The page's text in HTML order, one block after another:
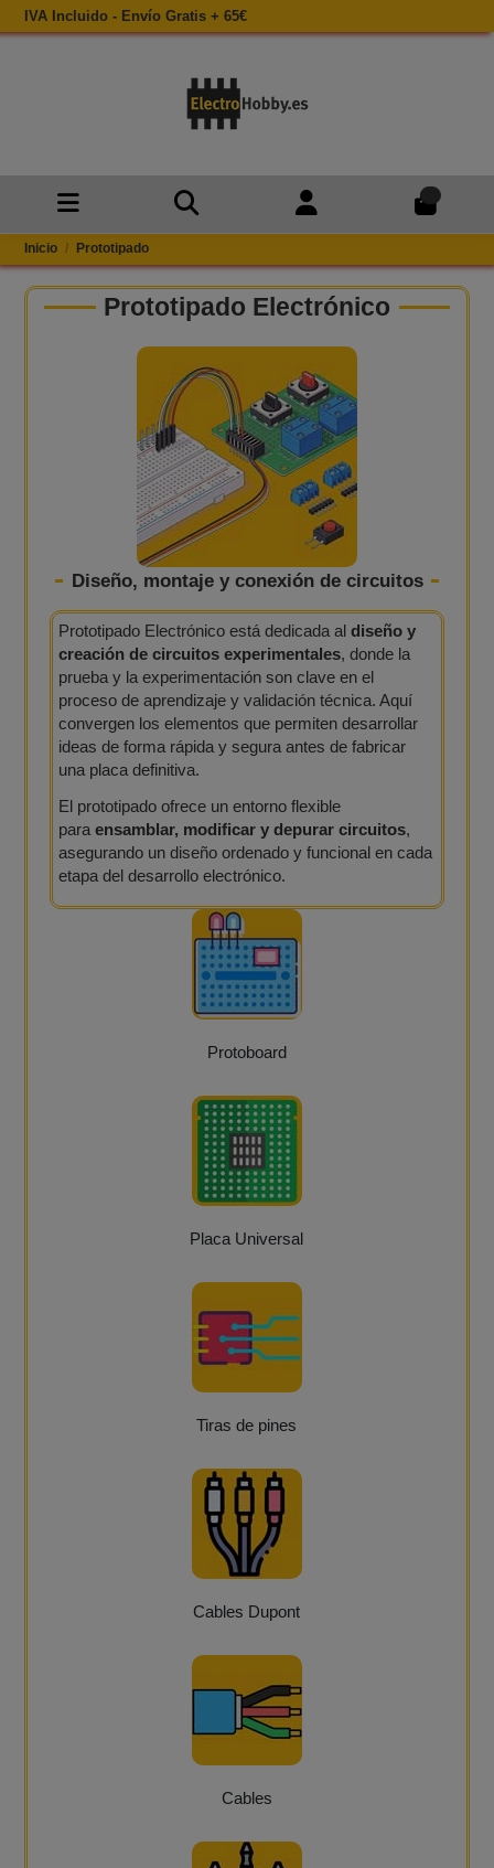
IVA Incluido - Envío Gratis + 65€
Inicio Prototipado
Prototipado Electrónico
Diseño, montaje y conexión de circuitos
Prototipado Electrónico está dedicada al diseño y
creación de circuitos experimentales, donde la
prueba y la experimentación son clave en el
proceso de aprendizaje y validación técnica. Aquí
convergen los elementos que permiten desarrollar
ideas de forma rápida y segura antes de fabricar
una placa definitiva.
El prototipado ofrece un entorno flexible
para ensamblar, modificar y depurar circuitos,
asegurando un diseño ordenado y funcional en cada
etapa del desarrollo electrónico.
Protoboard
Placa Universal
Tiras de pines
Cables Dupont
Cables